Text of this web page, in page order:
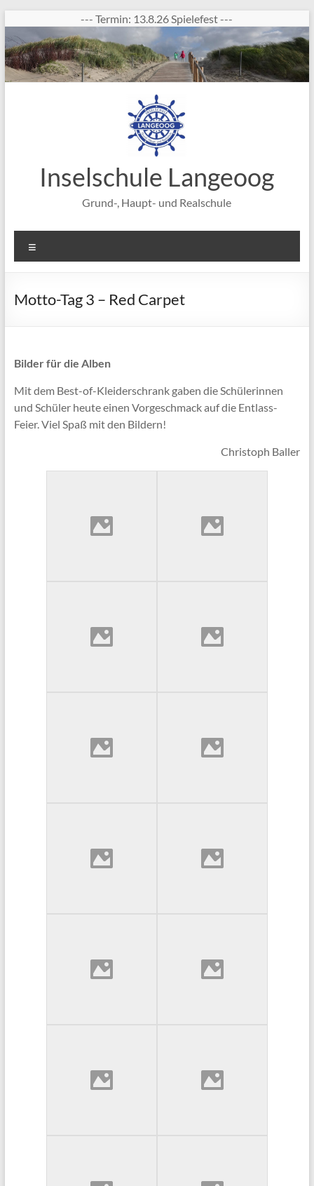
Inhalt
springen
--- Termin: 13.8.26 Spielefest ---
Inselschule Langeoog
Grund-, Haupt- und Realschule
Motto-Tag 3 – Red Carpet
Bilder für die Alben
Mit dem Best-of-Kleiderschrank gaben die Schülerinnen
und Schüler heute einen Vorgeschmack auf die Entlass-
Feier. Viel Spaß mit den Bildern!
Christoph Baller